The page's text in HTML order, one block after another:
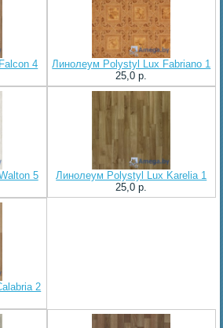
4
Линолеум Polystyl Lux Fabriano 1
25,0 p.
5
Линолеум Polystyl Lux Karelia 1
25,0 p.
2